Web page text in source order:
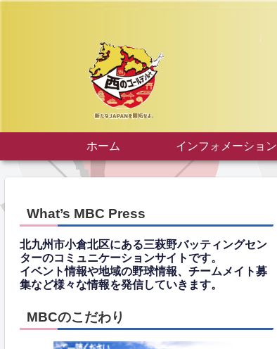
ホーム インフォメーション
What’s MBC Press
北九州市小倉北区にある三萩野バッティングセン
ターのコミュニケーションサイトです。
イベント情報や地域の野球情報、チームメイト募
集など様々な情報を発信していきます。
MBCのこだわり